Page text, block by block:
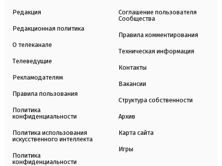
Редакция
Редакционная политика
О телеканале
Телеведущие
Рекламодателям
Правила пользования
Политика
конфиденциальности
Политика использования
искусственного интеллекта
Политика
конфиденциальности
Соглашение пользователя
Сообщества
Правила комментирования
Техническая информация
Контакты
Вакансии
Структура собственности
Архив
Карта сайта
Игры